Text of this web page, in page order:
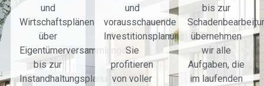
und
Wirtschaftsplänen
über
Eigentümerversammlungen
bis zur
Instandhaltungsplanung.
und
vorausschauende
Investitionsplanung.
Sie
profitieren
von voller
bis zur
übernehmen
wir alle
Aufgaben, die
im laufenden